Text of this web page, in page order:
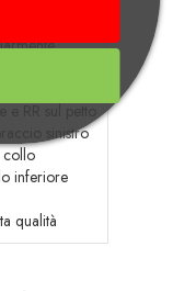
e RR sul petto
sinistro
collo
inferiore
qualità